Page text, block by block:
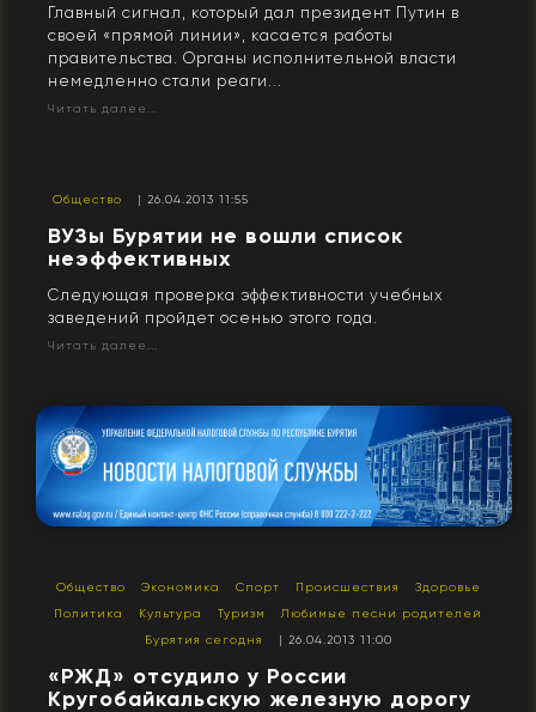
Главный сигнал, который дал президент Путин в
своей «прямой линии», касается работы
правительства. Органы исполнительной власти
немедленно стали реаги...
Читать далее...
Общество | 26.04.2013 11:55
ВУЗы Бурятии не вошли список
неэффективных
Следующая проверка эффективности учебных
заведений пройдет осенью этого года.
Читать далее...
Общество Экономика Спорт Происшествия
Здоровье
Политика
Культура Туризм
Любимые песни родителей
Бурятия сегодня
| 26.04.2013 11:00
«РЖД» отсудило у России
Кругобайкальскую железную дорогу